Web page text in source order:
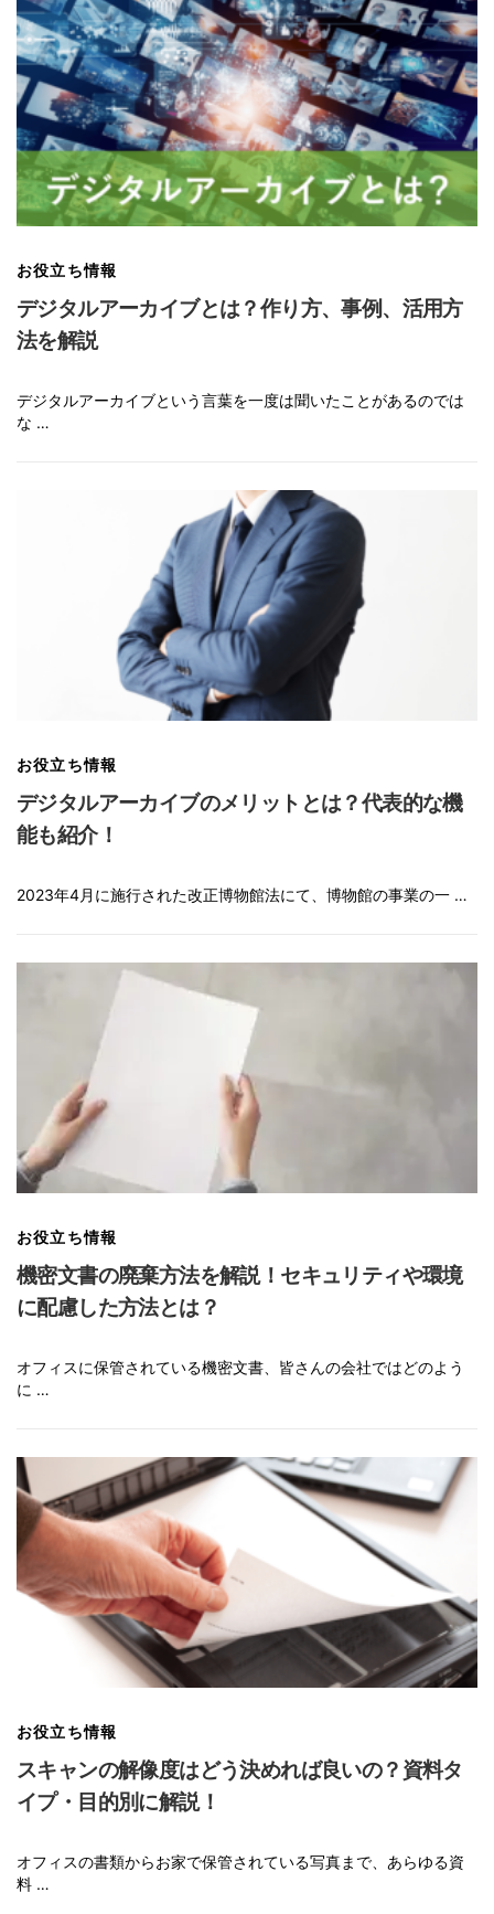
お役立ち情報
デジタルアーカイブとは？作り方、事例、活用方
法を解説
デジタルアーカイブという言葉を一度は聞いたことがあるのでは
な …
お役立ち情報
デジタルアーカイブのメリットとは？代表的な機
能も紹介！
2023年4月に施行された改正博物館法にて、博物館の事業の一 …
お役立ち情報
機密文書の廃棄方法を解説！セキュリティや環境
に配慮した方法とは？
オフィスに保管されている機密文書、皆さんの会社ではどのよう
に …
お役立ち情報
スキャンの解像度はどう決めれば良いの？資料タ
イプ・目的別に解説！
オフィスの書類からお家で保管されている写真まで、あらゆる資
料 …